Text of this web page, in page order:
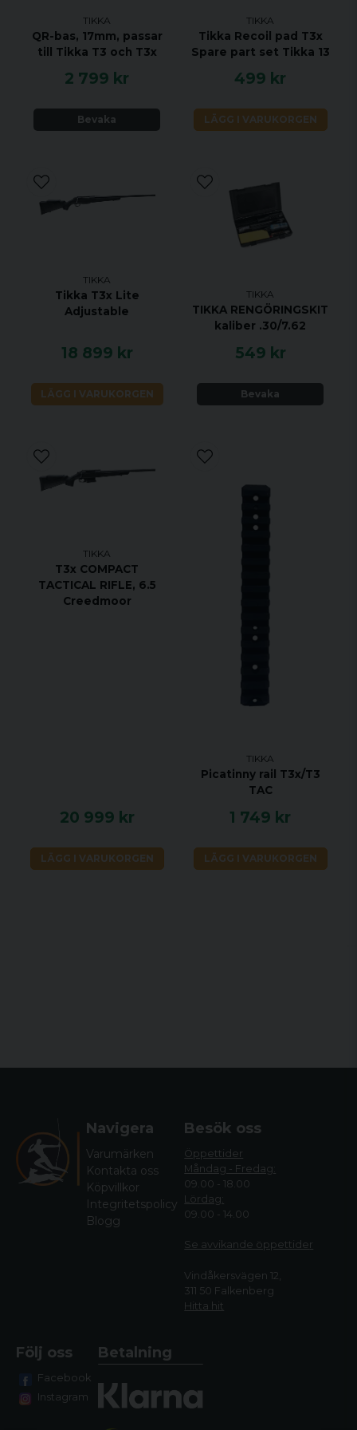
TIKKA
QR-bas, 17mm, passar
till Tikka T3 och T3x
2 799 kr
Bevaka
TIKKA
Tikka Recoil pad T3x
Spare part set Tikka 13
499 kr
LÄGG I VARUKORGEN
TIKKA
Tikka T3x Lite
Adjustable
18 899 kr
LÄGG I VARUKORGEN
TIKKA
TIKKA RENGÖRINGSKIT
kaliber .30/7.62
549 kr
Bevaka
TIKKA
T3x COMPACT
TACTICAL RIFLE, 6.5
Creedmoor
20 999 kr
LÄGG I VARUKORGEN
TIKKA
Picatinny rail T3x/T3
TAC
1 749 kr
LÄGG I VARUKORGEN
HANDENHET HÖGER
VIKT 2,9 KG
TOTAL LÄNGD 1082 MM
VRIDNINGSHASTIGHET 1:14"
MATERIAL ROSTFRITT STÅL
STOCK MATERIAL SYNTET
JUSTERBAR KOLVKAM NEJ
ÖPPNA RIKTMEDEL NEJ
RÄFFLAD PIPA NEJ
Legendarisk noggrannhet sedan 1918
med tillbehör
T3x är verktyg med en elegant och ren
design för att säkerställa intuitiv
Säkerhet ger säkerhet, tvålägessäkerhet,
blockerar både avtryckaren och
bulthandtaget.
Tydliga indikatorer för säkerhets- och
Navigera
Varumärken
Kontakta oss
Köpvillkor
Integritetspolicy
Blogg
Besök oss
Öppettider
Måndag - Fredag:
09.00 - 18.00
Lördag:
09.00 - 14.00
Se avvikande öppettider
Vindåkersvägen 12,
311 50 Falkenberg
Hitta hit
Följ oss
Facebook
Instagram
Betalning